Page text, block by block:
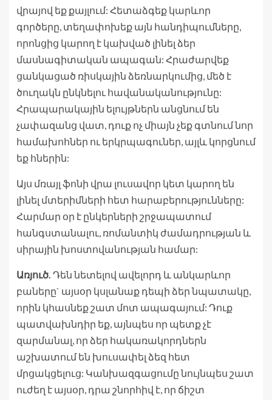
վրայով եք քայլում: Հետաձգեք կարևոր
գործերը, տեղափոխեք այն հանդիպումները,
որոնցից կարող է կախված լինել ձեր
մասնագիտական ապագան: Հրաժարվեք
ցանկացած ռիսկային ձեռնարկումից, մեծ է
ծուղակն ընկնելու հավանականությունը:
Հրապարակային ելույթներն անցնում են
չափազանց վատ, դուք ոչ միայն չեք գտնում նոր
համախոհներ ու երկրպագուներ, այլև կորցնում
եք հներին:
Այս մռայլ ֆոնի վրա լուսավոր կետ կարող են
լինել մտերիմների հետ հարաբերությունները:
Հարմար օր է ընկերների շրջապատում
հանգստանալու, ռոմանտիկ ժամադրության և
սիրային խոստովանության համար:
Առյուծ. Դեն նետելով ավելորդ և անկարևոր
բաները` այսօր կսլանաք դեպի ձեր նպատակը,
որին կհասնեք շատ մոտ ապագայում: Դուք
պատվախնդիր եք, այնպես որ պետք չէ
զարմանալ, որ ձեր հակառակորդներն
աշխատում են խուսափել ձեզ հետ
մրցակցելուց: Կանխազգացումը նույնպես շատ
ուժեղ է այսօր, դրա շնորհիվ է, որ ճիշտ